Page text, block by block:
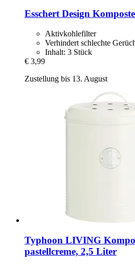
Esschert Design
Aktivkohlefilter
Verhindert schlechte
Inhalt: 3 Stück
€ 3,99
Zustellung bis 13. August
Typhoon LIVING
pastellcreme, 2,5 Liter